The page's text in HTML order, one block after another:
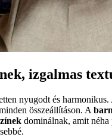
izgalmas
nyugodt és harmonikus.
összeállításon. A
dominálnak, amit néha